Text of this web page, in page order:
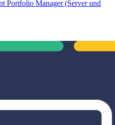
Portfolio Manager (Server und